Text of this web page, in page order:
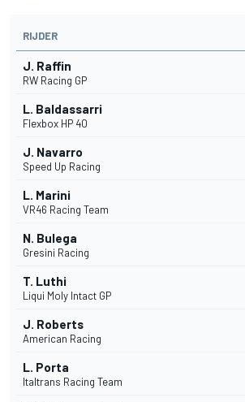
RIJDER
J. Raffin
RW Racing GP
L. Baldassarri
Flexbox HP 40
J. Navarro
Speed Up Racing
L. Marini
VR46 Racing Team
N. Bulega
Gresini Racing
T. Luthi
Liqui Moly Intact GP
J. Roberts
American Racing
L. Porta
Italtrans Racing Team